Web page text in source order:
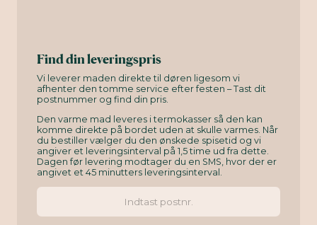
Find din leveringspris
Vi leverer maden direkte til døren ligesom vi
afhenter den tomme service efter festen – Tast dit
postnummer og find din pris.
Den varme mad leveres i termokasser så den kan
komme direkte på bordet uden at skulle varmes. Når
du bestiller vælger du den ønskede spisetid og vi
angiver et leveringsinterval på 1,5 time ud fra dette.
Dagen før levering modtager du en SMS, hvor der er
angivet et 45 minutters leveringsinterval.